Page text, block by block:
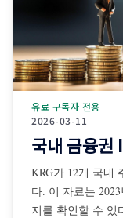
2026-03-11
유료 구독자 전용
KRG가 12개 국내
다. 이 자료는
지를 확인할 수 있다. 결론적으로 살펴보면 금융권